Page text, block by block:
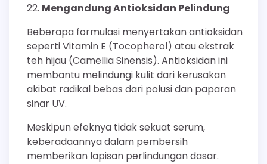
Mengandung Antioksidan Pelindung
Beberapa formulasi menyertakan antioksidan
seperti Vitamin E (Tocopherol) atau ekstrak
teh hijau (Camellia Sinensis). Antioksidan ini
membantu melindungi kulit dari kerusakan
akibat radikal bebas dari polusi dan paparan
sinar UV.
Meskipun efeknya tidak sekuat serum,
keberadaannya dalam pembersih
memberikan lapisan perlindungan dasar.